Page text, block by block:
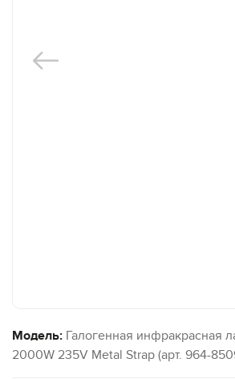
Модель: Галогенная инфракрасная
2000W 235V Metal Strap (арт. 964-